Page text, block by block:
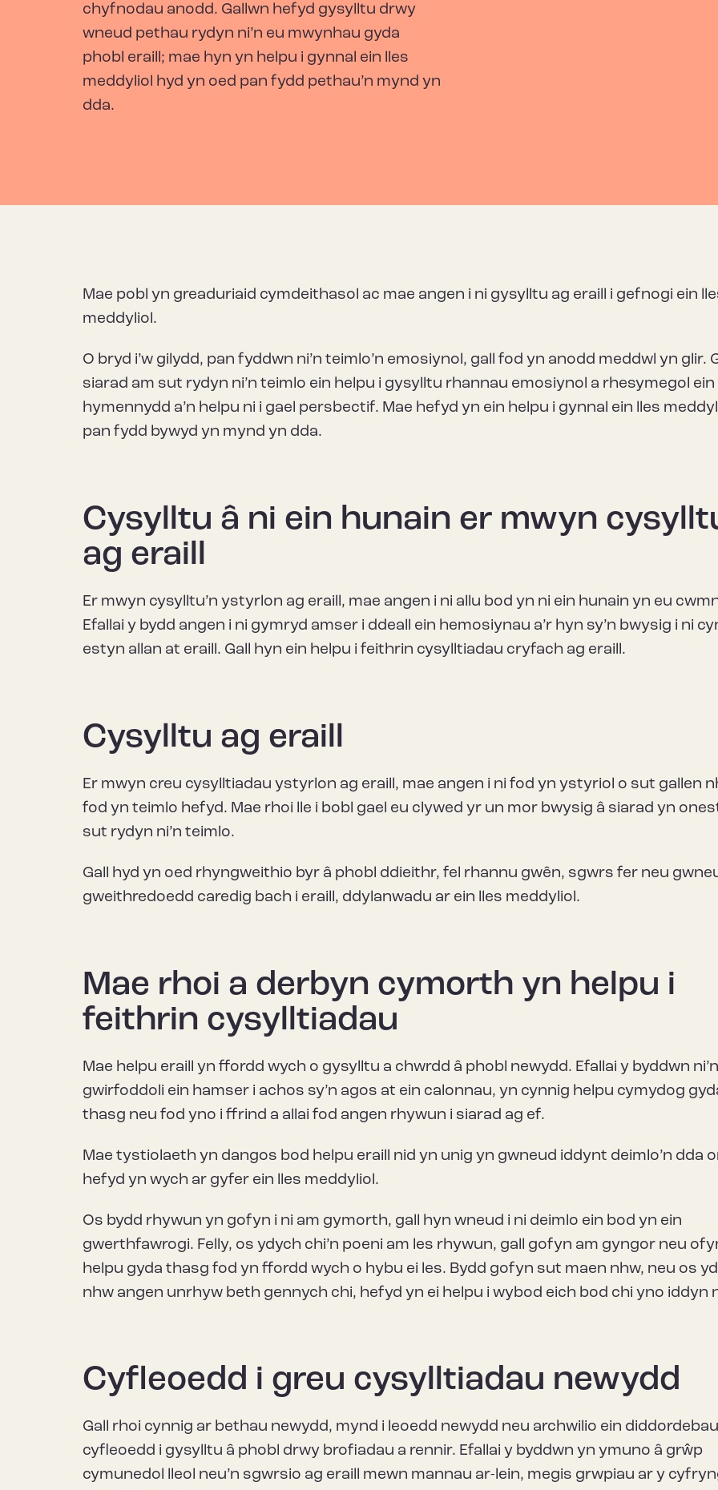
chyfnodau anodd. Gallwn hefyd gysylltu drwy
wneud pethau rydyn ni’n eu mwynhau gyda
phobl eraill; mae hyn yn helpu i gynnal ein lles
meddyliol hyd yn oed pan fydd pethau’n mynd yn
dda.
Mae pobl yn greaduriaid cymdeithasol ac mae angen i ni gysylltu ag eraill i gefnogi ein
meddyliol.
O bryd i’w gilydd, pan fyddwn ni’n teimlo’n emosiynol, gall fod yn anodd meddwl yn glir.
siarad am sut rydyn ni’n teimlo ein helpu i gysylltu rhannau emosiynol a rhesymegol ein
hymennydd a’n helpu ni i gael persbectif. Mae hefyd yn ein helpu i gynnal ein lles
pan fydd bywyd yn mynd yn dda.
Cysylltu â ni ein hunain er mwyn
ag eraill
Er mwyn cysylltu’n ystyrlon ag eraill, mae angen i ni allu bod yn ni ein hunain yn eu
Efallai y bydd angen i ni gymryd amser i ddeall ein hemosiynau a’r hyn sy’n bwysig i ni
estyn allan at eraill. Gall hyn ein helpu i feithrin cysylltiadau cryfach ag eraill.
Cysylltu ag eraill
Er mwyn creu cysylltiadau ystyrlon ag eraill, mae angen i ni fod yn ystyriol o sut gallen
fod yn teimlo hefyd. Mae rhoi lle i bobl gael eu clywed yr un mor bwysig â siarad yn
sut rydyn ni’n teimlo.
Gall hyd yn oed rhyngweithio byr â phobl ddieithr, fel rhannu gwên, sgwrs fer neu
gweithredoedd caredig bach i eraill, ddylanwadu ar ein lles meddyliol.
Mae rhoi a derbyn cymorth yn helpu i
feithrin cysylltiadau
Mae helpu eraill yn ffordd wych o gysylltu a chwrdd â phobl newydd. Efallai y byddwn
gwirfoddoli ein hamser i achos sy’n agos at ein calonnau, yn cynnig helpu cymydog
thasg neu fod yno i ffrind a allai fod angen rhywun i siarad ag ef.
Mae tystiolaeth yn dangos bod helpu eraill nid yn unig yn gwneud iddynt deimlo’n dda
hefyd yn wych ar gyfer ein lles meddyliol.
Os bydd rhywun yn gofyn i ni am gymorth, gall hyn wneud i ni deimlo ein bod yn ein
gwerthfawrogi. Felly, os ydych chi’n poeni am les rhywun, gall gofyn am gyngor neu
helpu gyda thasg fod yn ffordd wych o hybu ei les. Bydd gofyn sut maen nhw, neu os
nhw angen unrhyw beth gennych chi, hefyd yn ei helpu i wybod eich bod chi yno iddyn
Cyfleoedd i greu cysylltiadau newydd
Gall rhoi cynnig ar bethau newydd, mynd i leoedd newydd neu archwilio ein
cyfleoedd i gysylltu â phobl drwy brofiadau a rennir. Efallai y byddwn yn ymuno â grŵp
cymunedol lleol neu’n sgwrsio ag eraill mewn mannau ar-lein, megis grwpiau ar y